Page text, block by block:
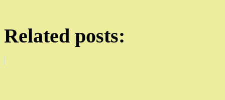
Related posts: